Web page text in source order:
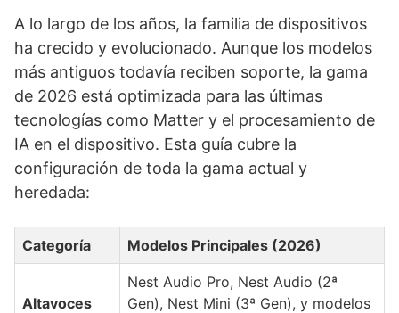
A lo largo de los años, la familia de dispositivos
ha crecido y evolucionado. Aunque los modelos
más antiguos todavía reciben soporte, la gama
de 2026 está optimizada para las últimas
tecnologías como Matter y el procesamiento de
IA en el dispositivo. Esta guía cubre la
configuración de toda la gama actual y
heredada:
Categoría Modelos Principales (2026)
Altavoces
Nest Audio Pro, Nest Audio (2ª
Gen), Nest Mini (3ª Gen), y modelos